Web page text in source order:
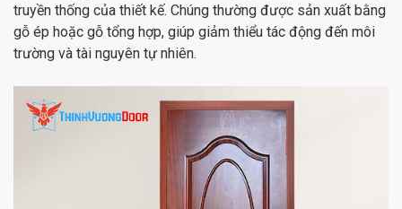
truyền thống của thiết kế. Chúng thường được sản xuất bằng
gỗ ép hoặc gỗ tổng hợp, giúp giảm thiểu tác động đến môi
trường và tài nguyên tự nhiên.